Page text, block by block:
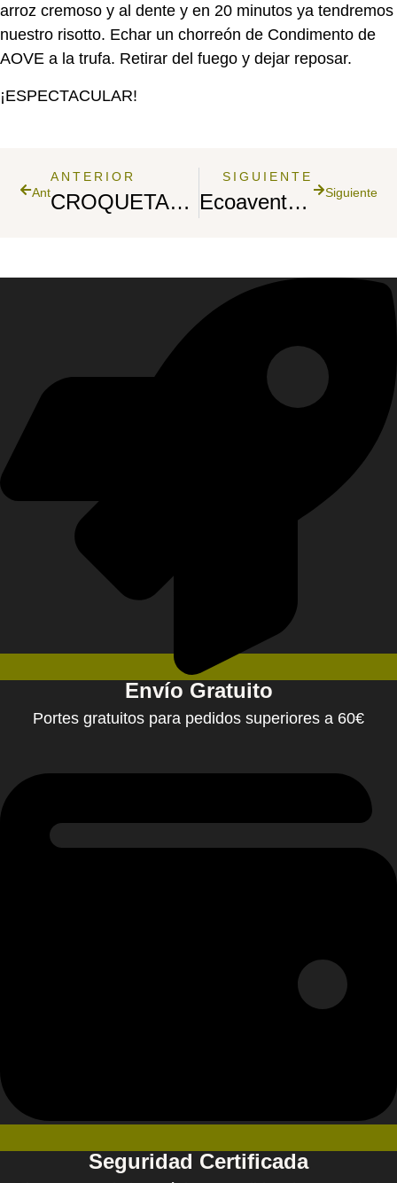
arroz cremoso y al dente y en 20 minutos ya tendremos
nuestro risotto. Echar un chorreón de Condimento de
AOVE a la trufa. Retirar del fuego y dejar reposar.
¡ESPECTACULAR!
Ant
ANTERIOR
CROQUETAS DE POLLO CONDIMENTADAS CON AOVE A LA TRUFA NEGRA DE OLEOALMANZORA.
SIGUIENTE
Ecoaventureras y OleoAlmanzora Siguiente
Envío Gratuito
Portes gratuitos para pedidos superiores a 60€
Seguridad Certificada